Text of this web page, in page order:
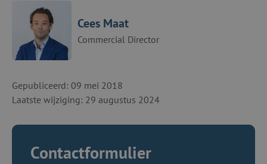
Cees Maat
Commercial Director
Gepubliceerd: 09 mei 2018
Laatste wijziging: 29 augustus 2024
Contactformulier